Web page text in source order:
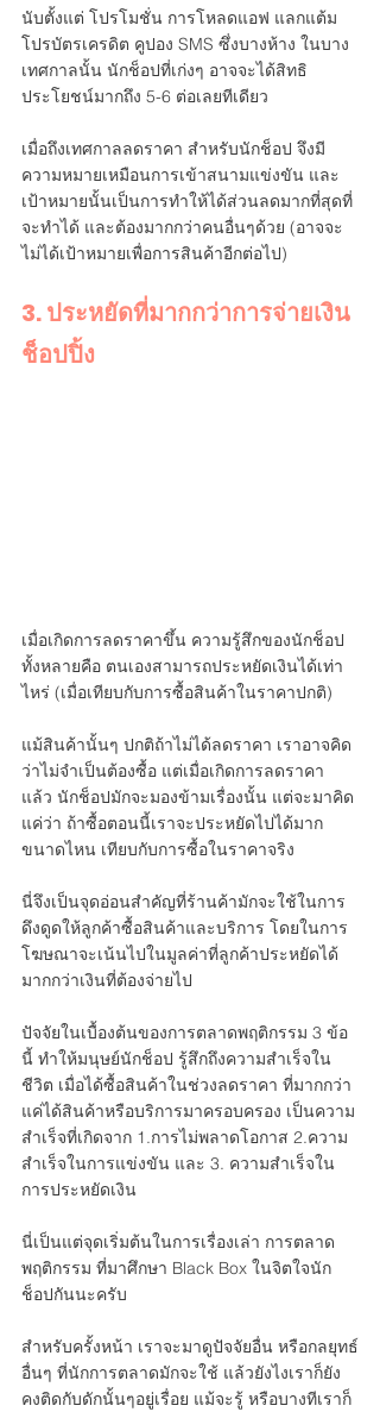
นับตั้งแต่ โปรโมชั่น การโหลดแอฟ แลกแต้ม
โปรบัตรเครดิต คูปอง SMS ซึ่งบางห้าง ในบาง
เทศกาลนั้น นักช็อปที่เก่งๆ อาจจะได้สิทธิ
ประโยชน์มากถึง 5-6 ต่อเลยทีเดียว
เมื่อถึงเทศกาลลดราคา สำหรับนักช็อป จึงมี
ความหมายเหมือนการเข้าสนามแข่งขัน และ
เป้าหมายนั้นเป็นการทำให้ได้ส่วนลดมากที่สุดที่
จะทำได้ และต้องมากกว่าคนอื่นๆด้วย (อาจจะ
ไม่ได้เป้าหมายเพื่อการสินค้าอีกต่อไป)
3. ประหยัดที่มากกว่าการจ่ายเงิน
ช็อปปิ้ง
เมื่อเกิดการลดราคาขึ้น ความรู้สึกของนักช็อป
ทั้งหลายคือ ตนเองสามารถประหยัดเงินได้เท่า
ไหร่ (เมื่อเทียบกับการซื้อสินค้าในราคาปกติ)
แม้สินค้านั้นๆ ปกติถ้าไม่ได้ลดราคา เราอาจคิด
ว่าไม่จำเป็นต้องซื้อ แต่เมื่อเกิดการลดราคา
แล้ว นักช็อปมักจะมองข้ามเรื่องนั้น แต่จะมาคิด
แค่ว่า ถ้าซื้อตอนนี้เราจะประหยัดไปได้มาก
ขนาดไหน เทียบกับการซื้อในราคาจริง
นี่จึงเป็นจุดอ่อนสำคัญที่ร้านค้ามักจะใช้ในการ
ดึงดูดให้ลูกค้าซื้อสินค้าและบริการ โดยในการ
โฆษณาจะเน้นไปในมูลค่าที่ลูกค้าประหยัดได้
มากกว่าเงินที่ต้องจ่ายไป
ปัจจัยในเบื้องต้นของการตลาดพฤติกรรม 3 ข้อ
นี้ ทำให้มนุษย์นักช็อป รู้สึกถึงความสำเร็จใน
ชีวิต เมื่อได้ซื้อสินค้าในช่วงลดราคา ที่มากกว่า
แค่ได้สินค้าหรือบริการมาครอบครอง เป็นความ
สำเร็จที่เกิดจาก 1.การไม่พลาดโอกาส 2.ความ
สำเร็จในการแข่งขัน และ 3. ความสำเร็จใน
การประหยัดเงิน
นี่เป็นแต่จุดเริ่มต้นในการเรื่องเล่า การตลาด
พฤติกรรม ที่มาศึกษา Black Box ในจิตใจนัก
ช็อปกันนะครับ
สำหรับครั้งหน้า เราจะมาดูปัจจัยอื่น หรือกลยุทธ์
อื่นๆ ที่นักการตลาดมักจะใช้ แล้วยังไงเราก็ยัง
คงติดกับดักนั้นๆอยู่เรื่อย แม้จะรู้ หรือบางทีเราก็